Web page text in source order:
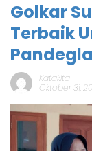
Golkar
Terbaik
Katakita
Oktober 31,